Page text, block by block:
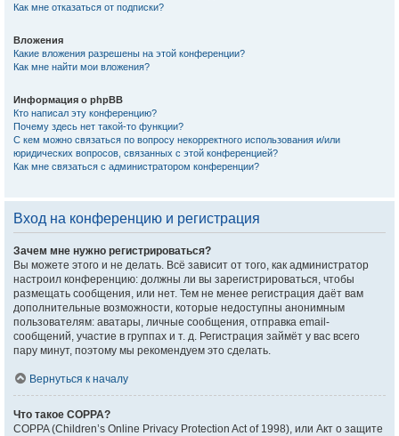
Как мне отказаться от подписки?
Вложения
Какие вложения разрешены на этой конференции?
Как мне найти мои вложения?
Информация о phpBB
Кто написал эту конференцию?
Почему здесь нет такой-то функции?
С кем можно связаться по вопросу некорректного использования и/или
юридических вопросов, связанных с этой конференцией?
Как мне связаться с администратором конференции?
Вход на конференцию и регистрация
Зачем мне нужно регистрироваться?
Вы можете этого и не делать. Всё зависит от того, как администратор
настроил конференцию: должны ли вы зарегистрироваться, чтобы
размещать сообщения, или нет. Тем не менее регистрация даёт вам
дополнительные возможности, которые недоступны анонимным
пользователям: аватары, личные сообщения, отправка email-
сообщений, участие в группах и т. д. Регистрация займёт у вас всего
пару минут, поэтому мы рекомендуем это сделать.
Вернуться к началу
Что такое COPPA?
COPPA (Children’s Online Privacy Protection Act of 1998), или Акт о защите